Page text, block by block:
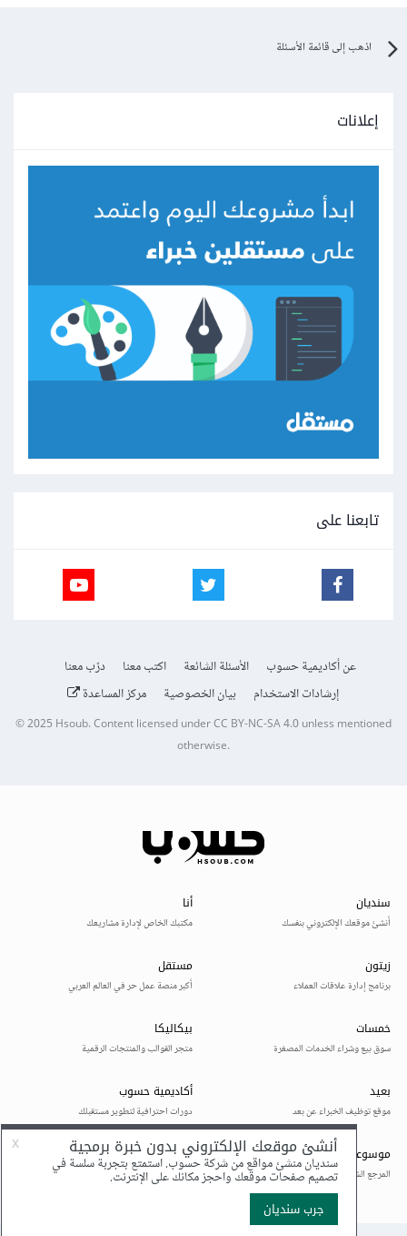
اذهب إلى قائمة الأسئلة
إعلانات
تابعنا على
عن أكاديمية حسوب الأسئلة الشائعة اكتب معنا
درّب معنا
إرشادات الاستخدام
بيان الخصوصية مركز المساعدة
© 2025Hsoub.Content licensed underCC BY-NC-SA 4.0unless mentioned
otherwise.